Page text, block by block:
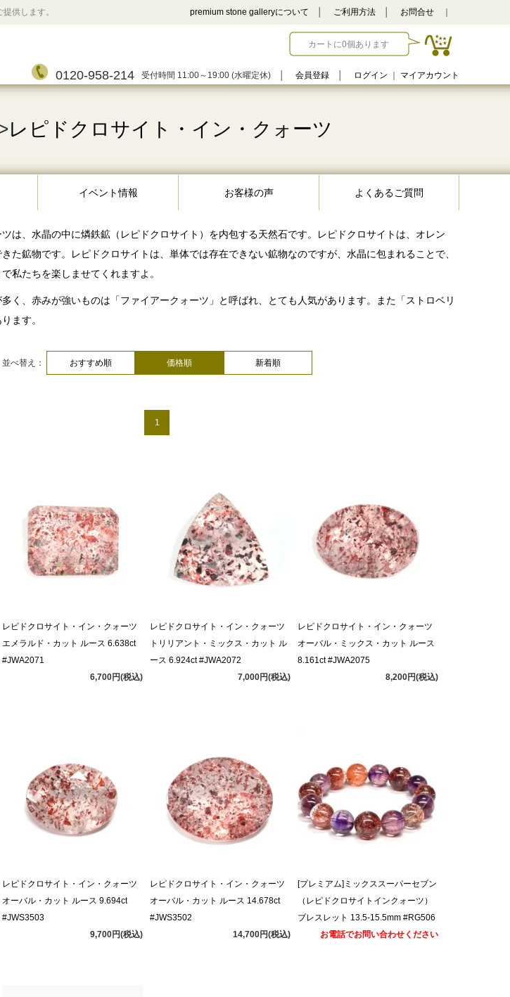
供します。 premium stone galleryについて ご利用方法 お問合せ
カートに0個あります
0120-958-214 受付時間 11:00～19:00 (水曜定休) 会員登録 ログイン マイアカウント
レピドクロサイト・イン・クォーツ
イベント情報 お客様の声 よくあるご質問
は、水晶の中に燐鉄鉱（レピドクロサイト）を内包する天然石です。レピドクロサイトは、オレン
た鉱物です。レピドクロサイトは、単体では存在できない鉱物なのですが、水晶に包まれることで、
私たちを楽しませてくれますよ。
く、赤みが強いものは「ファイアークォーツ」と呼ばれ、とても人気があります。また「ストロベリ
ます。
並べ替え： おすすめ順 価格順 新着順
1
レピドクロサイト・イン・クォーツ
エメラルド・カット ルース 6.638ct
#JWA2071
6,700円(税込)
レピドクロサイト・イン・クォーツ
トリリアント・ミックス・カット ル
ース 6.924ct #JWA2072
7,000円(税込)
レピドクロサイト・イン・クォーツ
オーバル・ミックス・カット ルース
8.161ct #JWA2075
8,200円(税込)
レピドクロサイト・イン・クォーツ
オーバル・カット ルース 9.694ct
#JWS3503
9,700円(税込)
レピドクロサイト・イン・クォーツ
オーバル・カット ルース 14.678ct
#JWS3502
14,700円(税込)
[プレミアム]ミックススーパーセブン
（レピドクロサイトインクォーツ）
ブレスレット 13.5-15.5mm #RG506
お電話でお問い合わせください